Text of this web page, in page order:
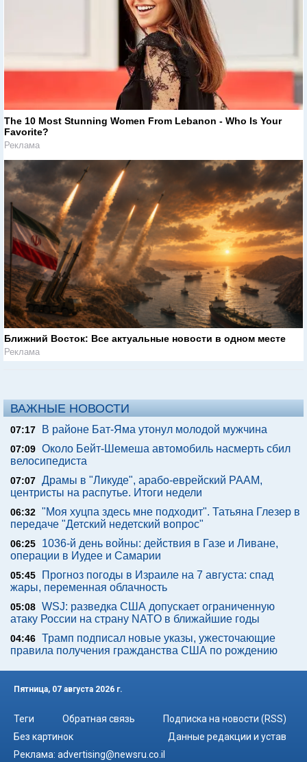
The 10 Most Stunning Women From Lebanon - Who Is Your
Favorite?
Реклама
Ближний Восток: Все актуальные новости в одном месте
Реклама
ВАЖНЫЕ НОВОСТИ
07:17 В районе Бат-Яма утонул молодой мужчина
07:09 Около Бейт-Шемеша автомобиль насмерть сбил
велосипедиста
07:07 Драмы в "Ликуде", арабо-еврейский РААМ,
центристы на распутье. Итоги недели
06:32 "Моя хуцпа здесь мне подходит". Татьяна Глезер в
передаче "Детский недетский вопрос"
06:25
1036-й день войны: действия в Газе и Ливане,
операции в Иудее и Самарии
05:45
Прогноз погоды в Израиле на 7 августа: спад
жары, переменная облачность
05:08 WSJ: разведка США допускает ограниченную
атаку России на страну NATO в ближайшие годы
04:46 Трамп подписал новые указы, ужесточающие
правила получения гражданства США по рождению
Пятница, 07 августа 2026 г.
Теги Обратная связь
Подписка на новости (RSS)
Без картинок
Данные редакции и устав
Реклама: advertising@newsru.co.il